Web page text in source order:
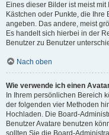
Eines dieser Bilder ist meist
Kästchen oder Punkte, die Ihre
angeben. Das andere, meist
Es handelt sich hierbei in der
Benutzer zu Benutzer
Nach oben
Wie verwende ich einen
In Ihrem persönlichen Bereich
der folgenden vier Methoden
Hochladen. Die Board-
Benutzer Avatare benutzen
sollten Sie die Board-